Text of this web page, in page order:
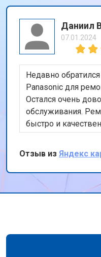
Даниил
07.01.2024
Недавно
Panasonic для
Остался очень
обслуживания.
быстро и
оригинальных
долговечности
бесплатная
профессионализм
Отзыв из Яндекс